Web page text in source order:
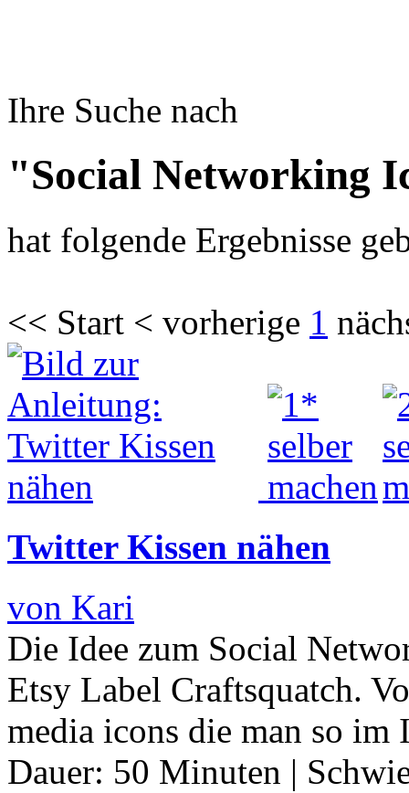
Ihre Suche nach
"Social Networking
hat folgende Ergebnisse
<< Start < vorherige 1
Twitter Kissen nähen
von Kari
Die Idee zum Social
Etsy Label Craftsquatch.
media icons die man so
Dauer: 50 Minuten |